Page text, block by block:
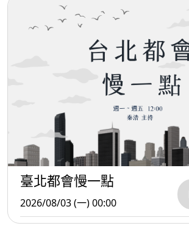
臺北都會慢一點
2026/08/03 (一) 00:00